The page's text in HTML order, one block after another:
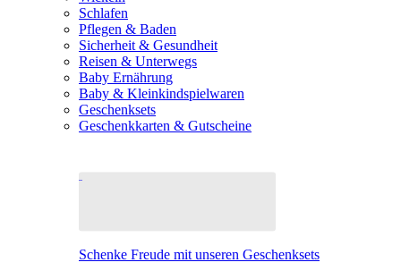
Schlafen
Pflegen & Baden
Sicherheit & Gesundheit
Reisen & Unterwegs
Baby Ernährung
Baby & Kleinkindspielwaren
Geschenksets
Geschenkkarten & Gutscheine
Schenke Freude mit unseren Geschenksets